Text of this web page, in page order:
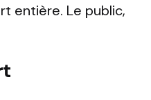
entière. Le public,